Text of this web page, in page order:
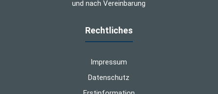
und nach Vereinbarung
Rechtliches
Impressum
Datenschutz